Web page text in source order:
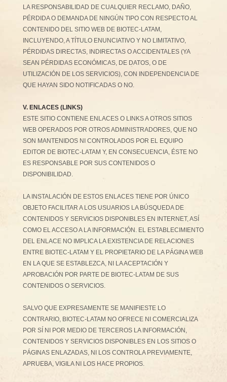
LA RESPONSABILIDAD DE CUALQUIER RECLAMO, DAÑO,
PÉRDIDA O DEMANDA DE NINGÚN TIPO CON RESPECTO AL
CONTENIDO DEL SITIO WEB DE BIOTEC-LATAM,
INCLUYENDO, A TÍTULO ENUNCIATIVO Y NO LIMITATIVO,
PÉRDIDAS DIRECTAS, INDIRECTAS O ACCIDENTALES (YA
SEAN PÉRDIDAS ECONÓMICAS, DE DATOS, O DE
UTILIZACIÓN DE LOS SERVICIOS), CON INDEPENDENCIA DE
QUE HAYAN SIDO NOTIFICADAS O NO.
V. ENLACES (LINKS)
ESTE SITIO CONTIENE ENLACES O LINKS A OTROS SITIOS
WEB OPERADOS POR OTROS ADMINISTRADORES, QUE NO
SON MANTENIDOS NI CONTROLADOS POR EL EQUIPO
EDITOR DE BIOTEC-LATAM Y, EN CONSECUENCIA, ÉSTE NO
ES RESPONSABLE POR SUS CONTENIDOS O
DISPONIBILIDAD.
LA INSTALACIÓN DE ESTOS ENLACES TIENE POR ÚNICO
OBJETO FACILITAR A LOS USUARIOS LA BÚSQUEDA DE
CONTENIDOS Y SERVICIOS DISPONIBLES EN INTERNET, ASÍ
COMO EL ACCESO A LA INFORMACIÓN. EL ESTABLECIMIENTO
DEL ENLACE NO IMPLICA LA EXISTENCIA DE RELACIONES
ENTRE BIOTEC-LATAM Y EL PROPIETARIO DE LA PÁGINA WEB
EN LA QUE SE ESTABLEZCA, NI LA ACEPTACIÓN Y
APROBACIÓN POR PARTE DE BIOTEC-LATAM DE SUS
CONTENIDOS O SERVICIOS.
SALVO QUE EXPRESAMENTE SE MANIFIESTE LO
CONTRARIO, BIOTEC-LATAM NO OFRECE NI COMERCIALIZA
POR SÍ NI POR MEDIO DE TERCEROS LA INFORMACIÓN,
CONTENIDOS Y SERVICIOS DISPONIBLES EN LOS SITIOS O
PÁGINAS ENLAZADAS, NI LOS CONTROLA PREVIAMENTE,
APRUEBA, VIGILA NI LOS HACE PROPIOS.